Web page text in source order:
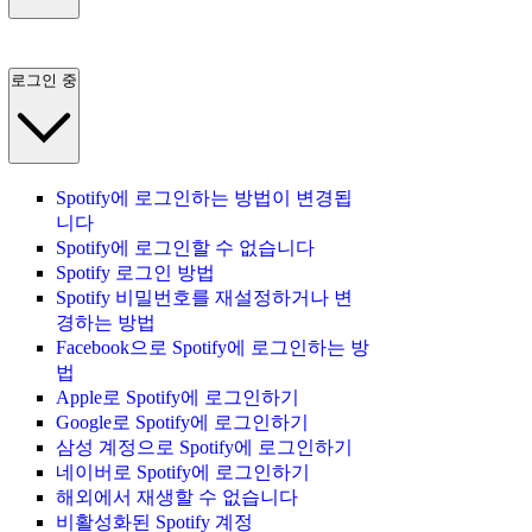
로그인 중
Spotify에 로그인하는 방법이 변경됩
니다
Spotify에 로그인할 수 없습니다
Spotify 로그인 방법
Spotify 비밀번호를 재설정하거나 변
경하는 방법
Facebook으로 Spotify에 로그인하는 방
법
Apple로 Spotify에 로그인하기
Google로 Spotify에 로그인하기
삼성 계정으로 Spotify에 로그인하기
네이버로 Spotify에 로그인하기
해외에서 재생할 수 없습니다
비활성화된 Spotify 계정